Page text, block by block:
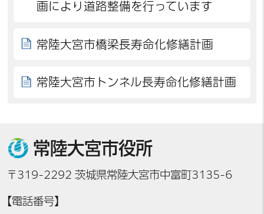
画により道路整備を行っています
常陸大宮市橋梁長寿命化修繕計画
常陸大宮市トンネル長寿命化修繕計画
常陸大宮市役所
〒319-2292 茨城県常陸大宮市中富町3135-6
【電話番号】